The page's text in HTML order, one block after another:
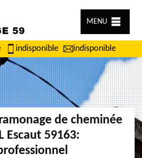
MENU
indisponible indisponible
de cheminée
Escaut 59163: